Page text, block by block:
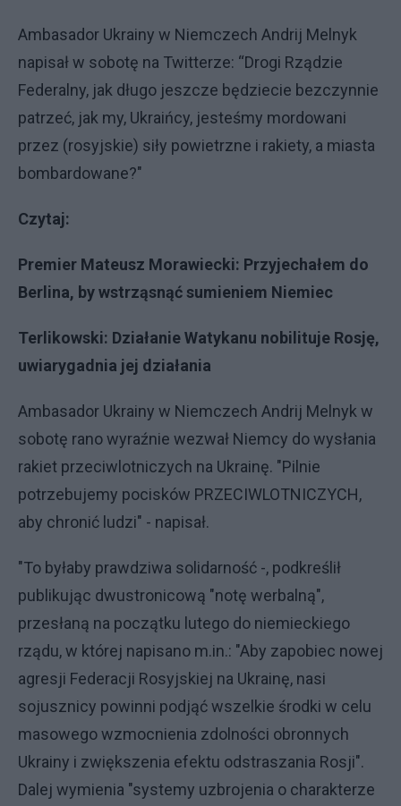
Ambasador Ukrainy w Niemczech Andrij Melnyk
napisał w sobotę na Twitterze: “Drogi Rządzie
Federalny, jak długo jeszcze będziecie bezczynnie
patrzeć, jak my, Ukraińcy, jesteśmy mordowani
przez (rosyjskie) siły powietrzne i rakiety, a miasta
bombardowane?"
Czytaj:
Premier Mateusz Morawiecki: Przyjechałem do
Berlina, by wstrząsnąć sumieniem Niemiec
Terlikowski: Działanie Watykanu nobilituje Rosję,
uwiarygadnia jej działania
Ambasador Ukrainy w Niemczech Andrij Melnyk w
sobotę rano wyraźnie wezwał Niemcy do wysłania
rakiet przeciwlotniczych na Ukrainę. "Pilnie
potrzebujemy pocisków PRZECIWLOTNICZYCH,
aby chronić ludzi" - napisał.
"To byłaby prawdziwa solidarność -, podkreślił
publikując dwustronicową "notę werbalną",
przesłaną na początku lutego do niemieckiego
rządu, w której napisano m.in.: "Aby zapobiec nowej
agresji Federacji Rosyjskiej na Ukrainę, nasi
sojusznicy powinni podjąć wszelkie środki w celu
masowego wzmocnienia zdolności obronnych
Ukrainy i zwiększenia efektu odstraszania Rosji".
Dalej wymienia "systemy uzbrojenia o charakterze